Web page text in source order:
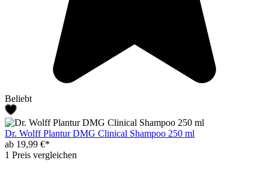
Beliebt
Dr. Wolff Plantur DMG Clinical Shampoo 250 ml
ab 19,99 €*
1 Preis vergleichen